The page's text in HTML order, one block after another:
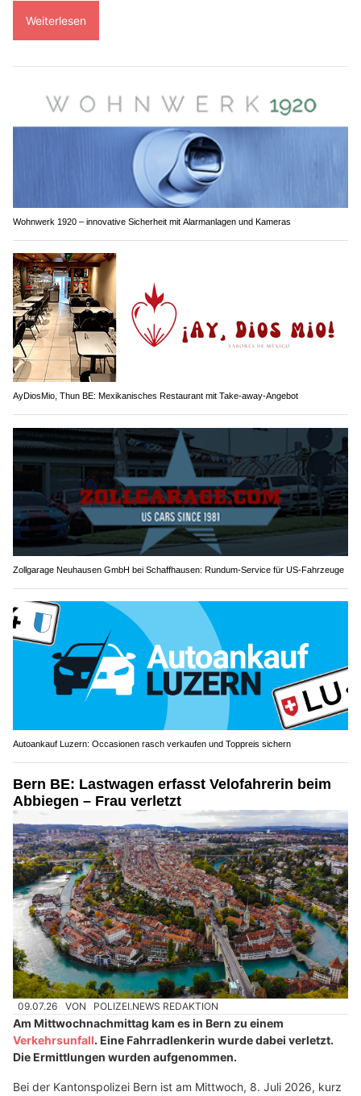
Weiterlesen
Wohnwerk 1920 – innovative Sicherheit mit Alarmanlagen und Kameras
AyDiosMio, Thun BE: Mexikanisches Restaurant mit Take-away-Angebot
Zollgarage Neuhausen GmbH bei Schaffhausen: Rundum-Service für US-Fahrzeuge
Autoankauf Luzern: Occasionen rasch verkaufen und Toppreis sichern
Bern BE: Lastwagen erfasst Velofahrerin beim
Abbiegen – Frau verletzt
09.07.26 VON POLIZEI.NEWS REDAKTION
Am Mittwochnachmittag kam es in Bern zu einem
Verkehrsunfall. Eine Fahrradlenkerin wurde dabei verletzt.
Die Ermittlungen wurden aufgenommen.
Bei der Kantonspolizei Bern ist am Mittwoch, 8. Juli 2026, kurz